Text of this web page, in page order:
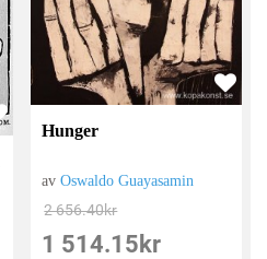
Hunger
avOswaldo Guayasamin
2 656.40kr
1 514.15 kr